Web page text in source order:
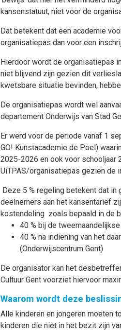
kansenstatuut, niet voor de
Dat betekent dat een academie
organisatiepas dan voor een
Hierdoor wordt de organisatiepas
niet blijvend zijn gezien dit
kwetsbare situatie bevinden,
De organisatiepas wordt wel
departement Onderwijs van Stad
Er werd voor de periode vanaf 1
GO! Kunstacademie de Poel)
2025-2026 en ook voor schooljaar
UiTPAS/organisatiepas gezien de
Deze 5 % regeling betekent dat
deelnemers aan het kansentarief
kostendeling zoals bepaald in de
40 % bij de
40 % na indiening van het
(Onderwijscentrum Gent)
De organisator kan het
Cultuur Gent voorziet hiervoor
Waarom wordt deze
Alle kinderen en jongeren moeten
kinderen die niet in het bezit zijn